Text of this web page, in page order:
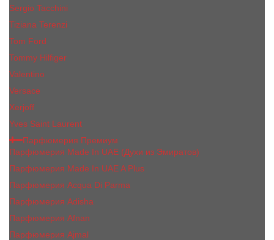
Sergio Tacchini
Tiziana Terenzi
Tom Ford
Tommy Hilfiger
Valentino
Versace
Xerjoff
Yves Saint Laurent
Парфюмерия Премиум
Парфюмерия Made In UAE (Духи из Эмиратов)
Парфюмерия Made In UAE A Plus
Парфюмерия Acqua Di Parma
Парфюмерия Adisha
Парфюмерия Afnan
Парфюмерия Ajmal